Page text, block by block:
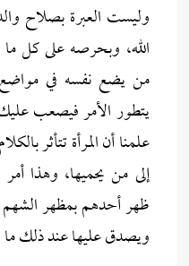
وليست العبرة بصلاح
الله، وبحرصه على كل
من يضع نفسه في
يتطور الأمر فيصعب
علمنا أن المرأة تتأثر
إلى من يحميها، وهذا
ظهر أحدهم بمظهر الشهم
ويصدق عليها عند ذلك ما